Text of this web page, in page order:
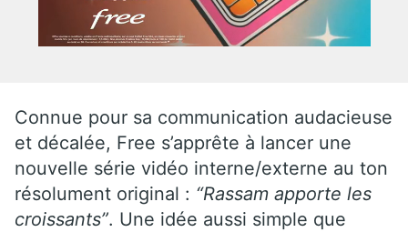
Connue pour sa communication audacieuse
et décalée, Free s’apprête à lancer une
nouvelle série vidéo interne/externe au ton
résolument original : “Rassam apporte les
croissants”. Une idée aussi simple que